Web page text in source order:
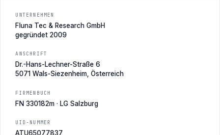
UNTERNEHMEN
Fluna Tec & Research GmbH
gegründet 2009
ANSCHRIFT
Dr.-Hans-Lechner-Straße 6
5071 Wals-Siezenheim, Österreich
FIRMENBUCH
FN 330182m · LG Salzburg
UID-NUMMER
ATU65077837